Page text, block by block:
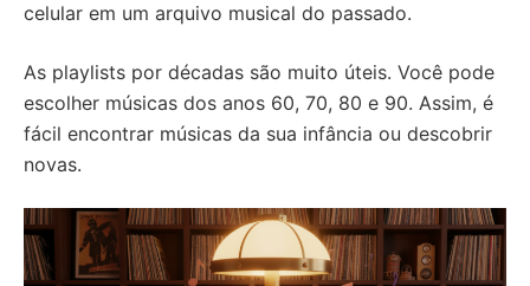
celular em um arquivo musical do passado.
As playlists por décadas são muito úteis. Você pode
escolher músicas dos anos 60, 70, 80 e 90. Assim, é
fácil encontrar músicas da sua infância ou descobrir
novas.